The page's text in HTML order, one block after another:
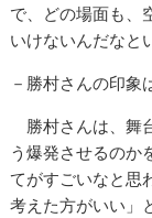
で、どの場面も、
いけないんだなと
－勝村さんの印象
勝村さんは、舞
う爆発させるのか
てがすごいなと思
考えた方がいい」